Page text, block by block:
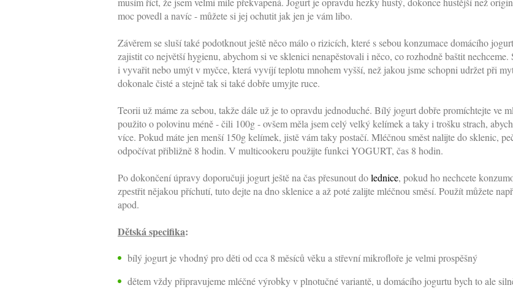
moc povedl a navíc - můžete si jej ochutit jak jen je vám libo.
Závěrem se sluší také podotknout ještě něco málo o rizicích, které s sebou konzumace domácího
zajistit co největší hygienu, abychom si ve sklenici nenapěstovali i něco, co rozhodně baštit
i vyvařit nebo umýt v myčce, která vyvíjí teplotu mnohem vyšší, než jakou jsme schopni udržet při
dokonale čisté a stejně tak si také dobře umyjte ruce.
Teorii už máme za sebou, takže dále už je to opravdu jednoduché. Bílý jogurt dobře promíchtejte ve
použito o polovinu méně - čili 100g - ovšem měla jsem celý velký kelímek a taky i trošku strach,
více. Pokud máte jen menší 150g kelímek, jistě vám taky postačí. Mléčnou směst nalijte do sklenic,
odpočívat přibližně 8 hodin. V multicookeru použijte funkci YOGURT, čas 8 hodin.
Po dokončení úpravy doporučuji jogurt ještě na čas přesunout dolednice, pokud ho nechcete
zpestřit nějakou příchutí, tuto dejte na dno sklenice a až poté zalijte mléčnou směsí. Použít můžete
apod.
Dětská specifika:
bílý jogurt je vhodný pro děti od cca 8 měsíců věku a střevní mikrofloře je velmi prospěšný
dětem vždy připravujeme mléčné výrobky v plnotučné variantě, u domácího jogurtu bych to ale